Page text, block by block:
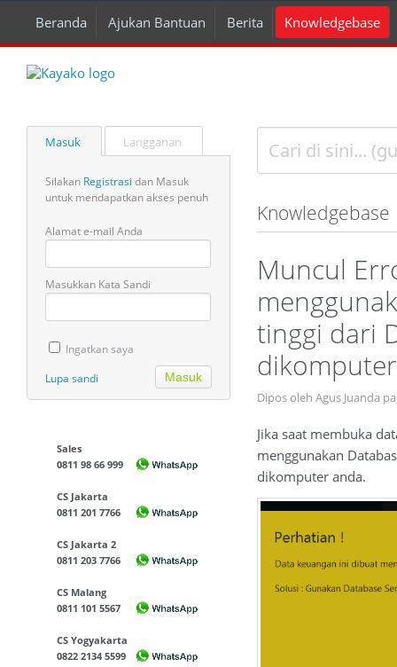
Beranda Ajukan Bantuan Berita Knowledgebase
Masuk Langganan
Silakan Registrasi dan Masuk
untuk mendapatkan akses penuh
Alamat e-mail Anda
Masukkan Kata Sandi
Ingatkan saya
Lupa sandi
Sales
0811 98 66 999
CS Jakarta
0811 201 7766
CS Jakarta 2
0811 203 7766
CS Malang
0811 101 5567
CS Yogyakarta
0822 2134 5599
Knowledgebase
Muncul
tinggi dari
Dipos oleh Agus Juanda
Jika saat membuka
menggunakan
dikomputer anda.